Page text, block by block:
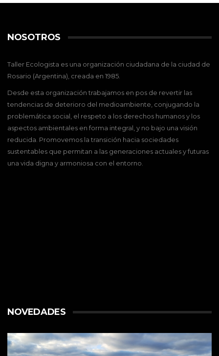
NOSOTROS
Taller Ecologista es una organización ciudadana de la ciudad de
Rosario (Argentina), creada en 1985.
Desde esta organización trabajamos en pos de revertir las
tendencias de deterioro del medioambiente, conjugando la
problemática social, el respeto a los derechos humanos y los
aspectos ambientales en forma integral, y no bajo una visión
reducida. Promovemos la transición hacia sociedades
sustentables que permitan a las generaciones actuales y futuras
una vida digna y armoniosa con el entorno.
NOVEDADES